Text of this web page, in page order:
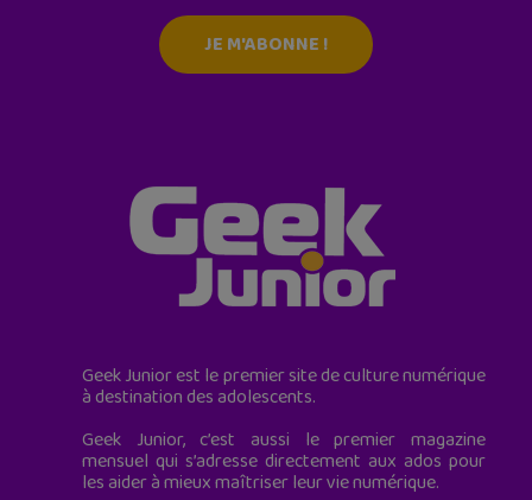
JE M'ABONNE !
Geek Junior est le premier site de culture numérique
à destination des adolescents.
Geek Junior, c’est aussi le premier magazine
mensuel qui s’adresse directement aux ados pour
les aider à mieux maîtriser leur vie numérique.